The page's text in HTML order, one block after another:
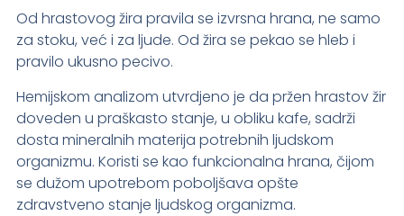
Od hrastovog žira pravila se izvrsna hrana, ne samo
za stoku, već i za ljude. Od žira se pekao se hleb i
pravilo ukusno pecivo.
Hemijskom analizom utvrdjeno je da pržen hrastov žir
doveden u praškasto stanje, u obliku kafe, sadrži
dosta mineralnih materija potrebnih ljudskom
organizmu. Koristi se kao funkcionalna hrana, čijom
se dužom upotrebom poboljšava opšte
zdravstveno stanje ljudskog organizma.